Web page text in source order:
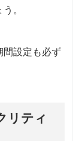
。
間設定も必ず
リティ